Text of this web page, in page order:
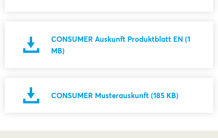
CONSUMER Auskunft Produktblatt EN (1
MB)
CONSUMER Musterauskunft (185 KB)